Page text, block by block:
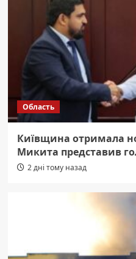
Область
Київщина отримала
Микита представив
2 дні тому назад